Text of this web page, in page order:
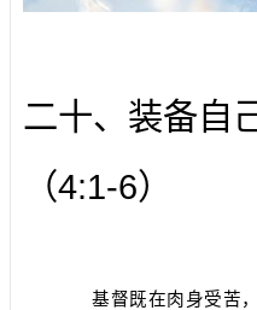
二十、装备自
（4:1-6）
基督既在肉身受苦